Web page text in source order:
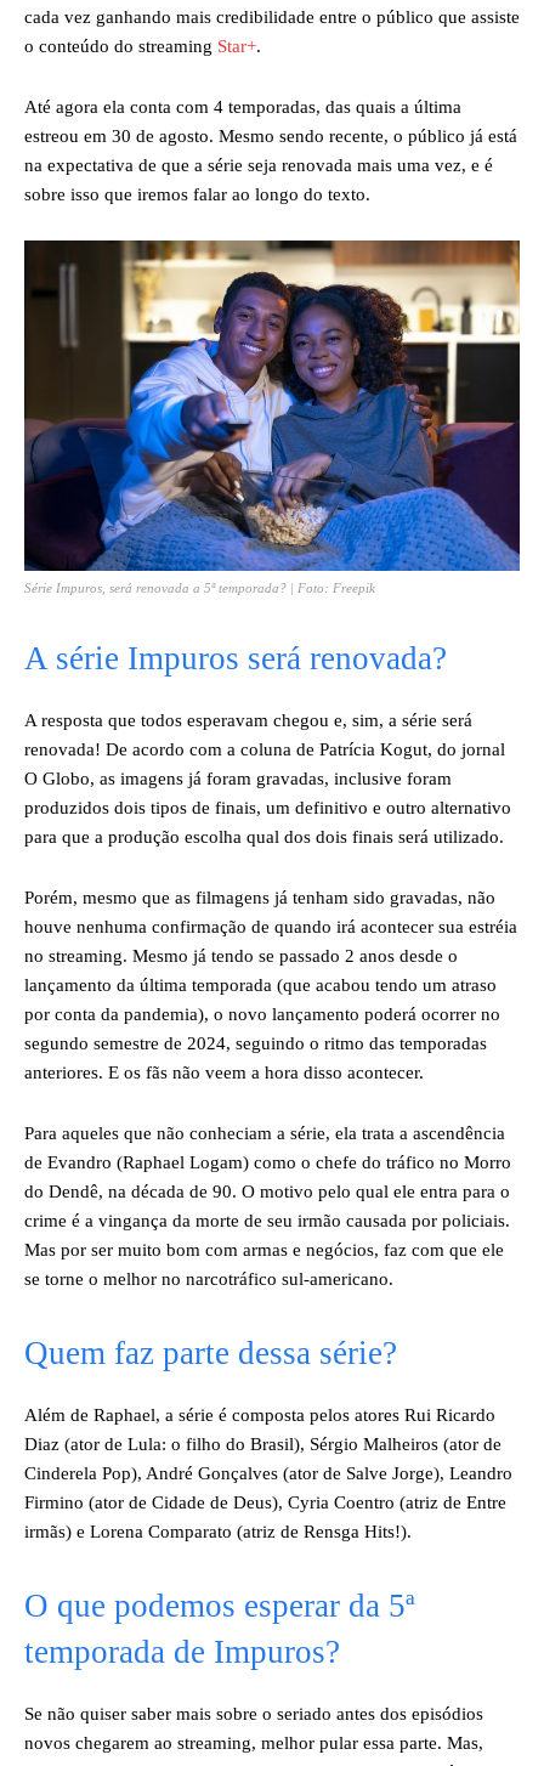
cada vez ganhando mais credibilidade entre o público que assiste
o conteúdo do streaming Star+.
Até agora ela conta com 4 temporadas, das quais a última
estreou em 30 de agosto. Mesmo sendo recente, o público já está
na expectativa de que a série seja renovada mais uma vez, e é
sobre isso que iremos falar ao longo do texto.
Série Impuros, será renovada a 5ª temporada? | Foto: Freepik
A série Impuros será renovada?
A resposta que todos esperavam chegou e, sim, a série será
renovada! De acordo com a coluna de Patrícia Kogut, do jornal
O Globo, as imagens já foram gravadas, inclusive foram
produzidos dois tipos de finais, um definitivo e outro alternativo
para que a produção escolha qual dos dois finais será utilizado.
Porém, mesmo que as filmagens já tenham sido gravadas, não
houve nenhuma confirmação de quando irá acontecer sua estréia
no streaming. Mesmo já tendo se passado 2 anos desde o
lançamento da última temporada (que acabou tendo um atraso
por conta da pandemia), o novo lançamento poderá ocorrer no
segundo semestre de 2024, seguindo o ritmo das temporadas
anteriores. E os fãs não veem a hora disso acontecer.
Para aqueles que não conheciam a série, ela trata a ascendência
de Evandro (Raphael Logam) como o chefe do tráfico no Morro
do Dendê, na década de 90. O motivo pelo qual ele entra para o
crime é a vingança da morte de seu irmão causada por policiais.
Mas por ser muito bom com armas e negócios, faz com que ele
se torne o melhor no narcotráfico sul-americano.
Quem faz parte dessa série?
Além de Raphael, a série é composta pelos atores Rui Ricardo
Diaz (ator de Lula: o filho do Brasil), Sérgio Malheiros (ator de
Cinderela Pop), André Gonçalves (ator de Salve Jorge), Leandro
Firmino (ator de Cidade de Deus), Cyria Coentro (atriz de Entre
irmãs) e Lorena Comparato (atriz de Rensga Hits!).
O que podemos esperar da 5ª
temporada de Impuros?
Se não quiser saber mais sobre o seriado antes dos episódios
novos chegarem ao streaming, melhor pular essa parte. Mas,